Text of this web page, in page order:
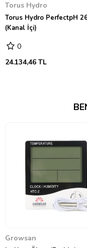
Dolaşımlı sistemlerde
otomatik ayarlar.
~5.8-6.2 arasında
Dolaşımlı olmayan
getirip PerfectpH ilave
aralığında korusun.
kullanımına olan
Günlük pH
Daha az besin
Yetiştirme
Ph
tıklayınız
Torus Hydro
Torus Hydro PerfectpH
(Kanal İçi)
0
24.134,46 TL
Growsan